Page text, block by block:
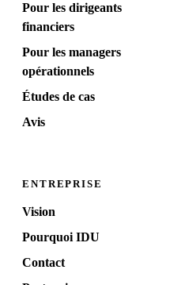
Pour les dirigeants
financiers
Pour les managers
opérationnels
Études de cas
Avis
ENTREPRISE
Vision
Pourquoi IDU
Contact